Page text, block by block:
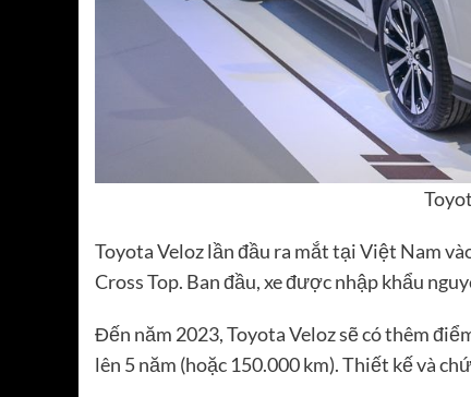
Toyota Veloz lần đầu ra mắt tại Việt Nam
Cross Top. Ban đầu, xe được nhập khẩu
Đến năm 2023, Toyota Veloz sẽ có thêm
lên 5 năm (hoặc 150.000 km). Thiết kế và